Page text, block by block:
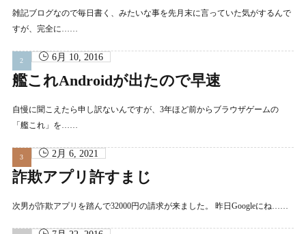
雑記ブログなので毎日書く、みたいな事を先月末に言っていた気がするんで
すが、完全に……
6月 10, 2016
艦これAndroidが出たので早速
自慢に聞こえたら申し訳ないんですが、3年ほど前からブラウザゲームの
「艦これ」を……
2月 6, 2021
詐欺アプリ許すまじ
次男が詐欺アプリを踏んで32000円の請求が来ました。 昨日Googleにね……